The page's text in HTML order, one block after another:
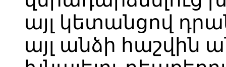
այլ կետանցով
այլ անձի հաշվին